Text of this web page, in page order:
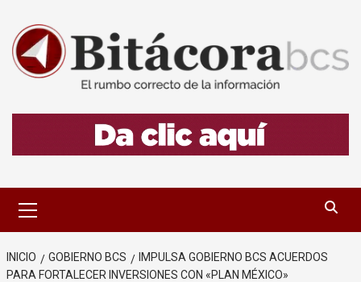
contenido
primario
INICIO GOBIERNO BCS
IMPULSA GOBIERNO BCS ACUERDOS
PARA FORTALECER INVERSIONES CON «PLAN MÉXICO»